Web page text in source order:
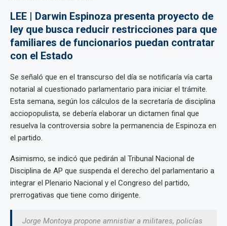
LEE | Darwin Espinoza presenta proyecto de
ley que busca reducir restricciones para que
familiares de funcionarios puedan contratar
con el Estado
Se señaló que en el transcurso del día se notificaría vía carta
notarial al cuestionado parlamentario para iniciar el trámite.
Esta semana, según los cálculos de la secretaría de disciplina
acciopopulista, se debería elaborar un dictamen final que
resuelva la controversia sobre la permanencia de Espinoza en
el partido.
Asimismo, se indicó que pedirán al Tribunal Nacional de
Disciplina de AP que suspenda el derecho del parlamentario a
integrar el Plenario Nacional y el Congreso del partido,
prerrogativas que tiene como dirigente.
Jorge Montoya propone amnistiar a militares, policías